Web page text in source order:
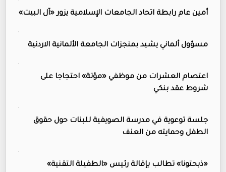
أمين عام رابطة اتحاد الجامعات الإسلامية يزور «آل البيت»
مسؤول ألماني يشيد بمنجزات الجامعة الألمانية الاردنية
اعتصام العشرات من موظفي «مؤتة» احتجاجا على
شروط عقد بنكي
جلسة توعوية في مدرسة الصويفية للبنات حول حقوق
الطفل وحمايته من العنف
«ذبحتونا» تطالب بإقالة رئيس «الطفيلة التقنية»